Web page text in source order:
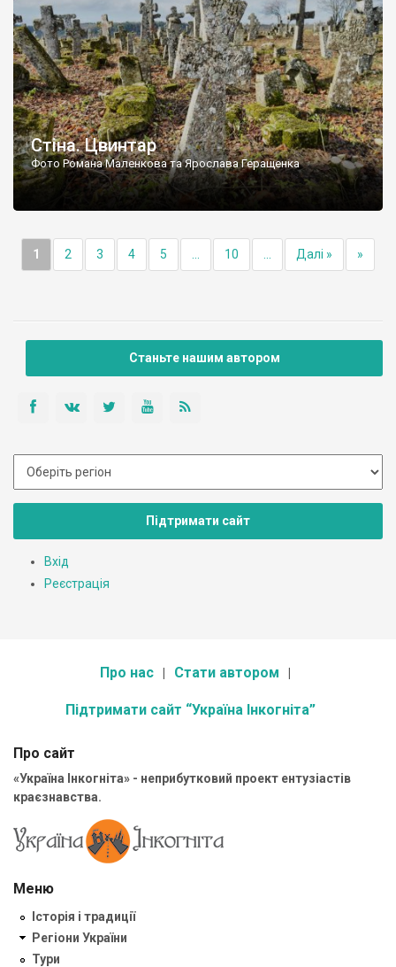
Стіна. Цвинтар
Фото Романа Маленкова та Ярослава Геращенка
1 2 3 4 5 10 Далі » »
Станьте нашим автором
Підтримати сайт
Вхід
Реєстрація
Про нас Стати автором
Підтримати сайт “Україна Інкогніта”
Про сайт
«Україна Інкогніта» - неприбутковий проект ентузіастів
краєзнавства.
Меню
Історія і традиції
Регіони України
Тури